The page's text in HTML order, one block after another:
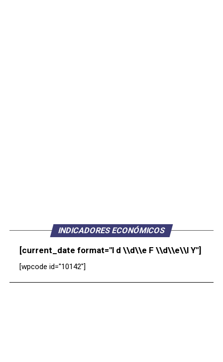
INDICADORES ECONÓMICOS
[current_date format="l d \\d\\e F \\d\\e\\l Y"]
[wpcode id="10142"]